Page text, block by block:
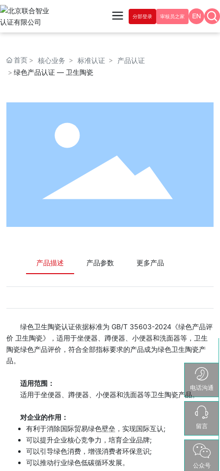
分部登录 审核员之家
首页 核心业务 标准认证
产品认证
绿色产品认证 — 卫生陶瓷
产品描述 产品参数 更多产品
绿色卫生陶瓷认证依据标准为 GB/T 35603-2024《绿色产品评
价 卫生陶瓷》，适用于坐便器、蹲便器、小便器和洗面器等，卫生
陶瓷绿色产品评价，符合全部指标要求的产品成为绿色卫生陶瓷产
品。
适用范围：
适用于坐便器、蹲便器、小便器和洗面器等卫生陶瓷产品。
对企业的作用：
有利于消除国际贸易绿色壁垒，实现国际互认;
可以提升企业核心竞争力，培育企业品牌;
可以引导绿色消费，增强消费者环保意识;
可以推动行业绿色低碳循环发展。
电话沟通
留言
公众号